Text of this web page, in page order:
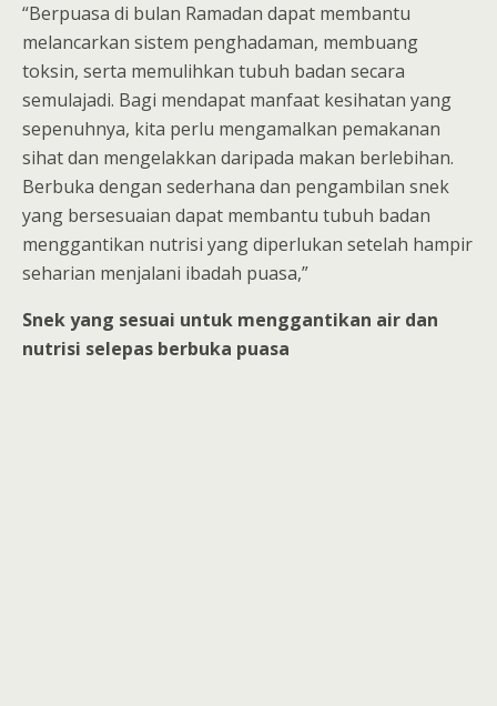
“Berpuasa di bulan Ramadan dapat membantu
melancarkan sistem penghadaman, membuang
toksin, serta memulihkan tubuh badan secara
semulajadi. Bagi mendapat manfaat kesihatan yang
sepenuhnya, kita perlu mengamalkan pemakanan
sihat dan mengelakkan daripada makan berlebihan.
Berbuka dengan sederhana dan pengambilan snek
yang bersesuaian dapat membantu tubuh badan
menggantikan nutrisi yang diperlukan setelah hampir
seharian menjalani ibadah puasa,”
Snek yang sesuai untuk menggantikan air dan
nutrisi selepas berbuka puasa